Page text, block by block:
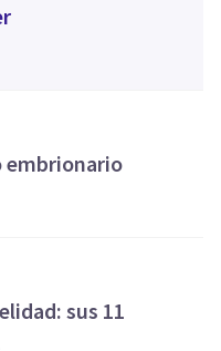
embrionario
sus 11